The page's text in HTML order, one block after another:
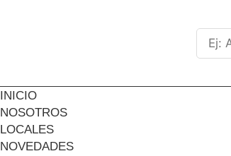
INICIO
NOSOTROS
LOCALES
NOVEDADES